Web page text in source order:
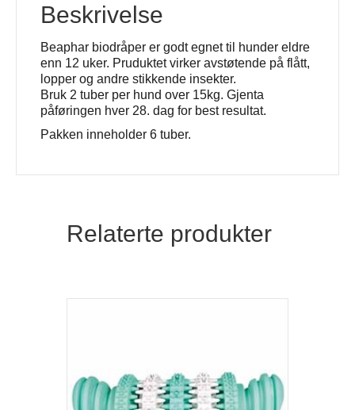
Beskrivelse
Beaphar biodråper er godt egnet til hunder eldre
enn 12 uker. Pruduktet virker avstøtende på flått,
lopper og andre stikkende insekter.
Bruk 2 tuber per hund over 15kg. Gjenta
påføringen hver 28. dag for best resultat.
Pakken inneholder 6 tuber.
Relaterte produkter